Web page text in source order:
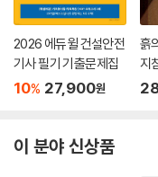
2026 에듀윌 건설안전
기사 필기 기출문제집
10% 27,900원
흙
지
이 분야 신상품